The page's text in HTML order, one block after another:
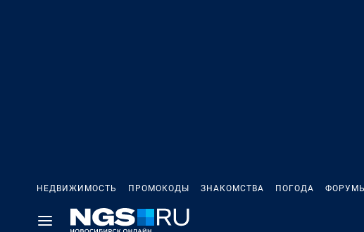
НЕДВИЖИМОСТЬ ПРОМОКОДЫ ЗНАКОМСТВА ПОГОДА ФОРУМЫ